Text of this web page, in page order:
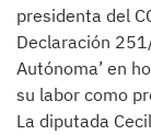
presidenta del
Declaración
Autónoma’ en
su labor como
La diputada